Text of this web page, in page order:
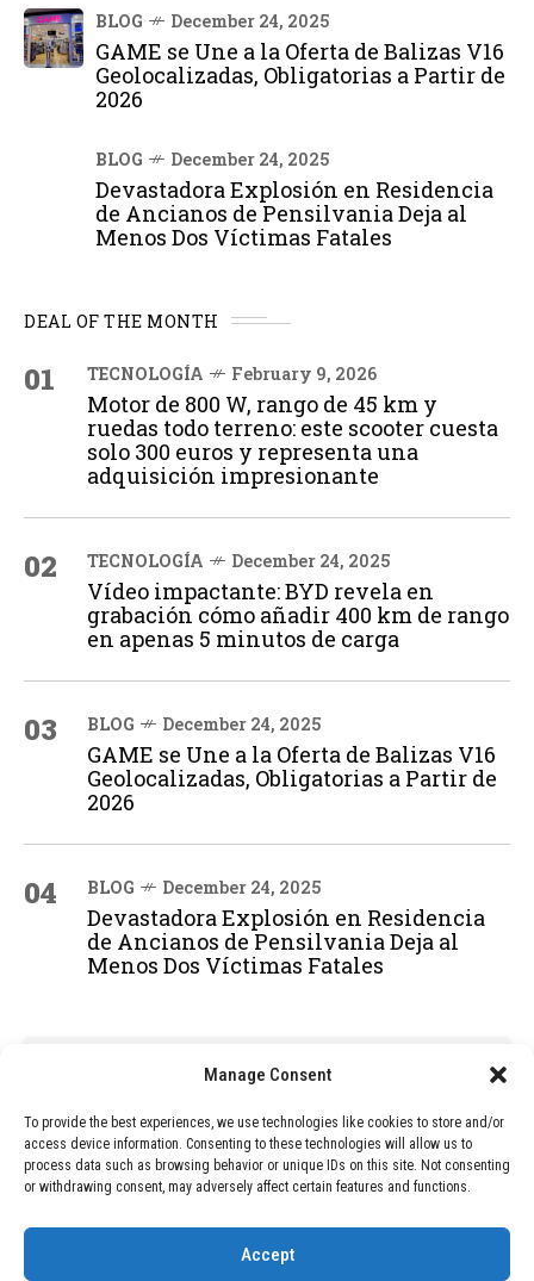
Manage Consent
To provide the best experiences, we use technologies like cookies to store and/or
access device information. Consenting to these technologies will allow us to
process data such as browsing behavior or unique IDs on this site. Not consenting
or withdrawing consent, may adversely affect certain features and functions.
Accept
BLOG December 24, 2025
GAME se Une a la Oferta de Balizas V16
Geolocalizadas, Obligatorias a Partir de
2026
BLOG December 24, 2025
Devastadora Explosión en Residencia
de Ancianos de Pensilvania Deja al
Menos Dos Víctimas Fatales
DEAL OF THE MONTH
01 TECNOLOGÍA February 9, 2026
Motor de 800 W, rango de 45 km y
ruedas todo terreno: este scooter cuesta
solo 300 euros y representa una
adquisición impresionante
02 TECNOLOGÍA December 24, 2025
Vídeo impactante: BYD revela en
grabación cómo añadir 400 km de rango
en apenas 5 minutos de carga
03 BLOG December 24, 2025
GAME se Une a la Oferta de Balizas V16
Geolocalizadas, Obligatorias a Partir de
2026
04 BLOG December 24, 2025
Devastadora Explosión en Residencia
de Ancianos de Pensilvania Deja al
Menos Dos Víctimas Fatales